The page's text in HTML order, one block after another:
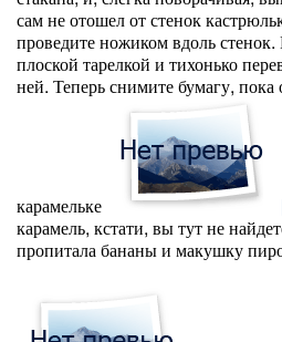
сам не отошел от стенок
проведите ножиком вдоль
плоской тарелкой и тихонько
ней. Теперь снимите бумагу,
карамельке
карамель, кстати, вы тут не
пропитала бананы и макушку